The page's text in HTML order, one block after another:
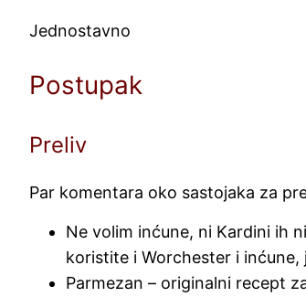
Jednostavno
Postupak
Preliv
Par komentara oko sastojaka za
Ne volim inćune, ni Kardini ih
koristite i Worchester i
Parmezan – originalni recept